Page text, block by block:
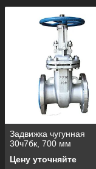
Задвижка чугунная
30ч7бк, 700 мм
Цену уточняйте